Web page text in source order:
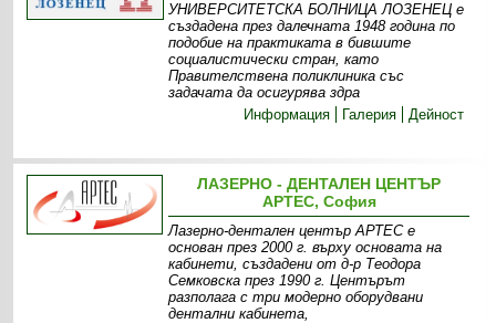
УНИВЕРСИТЕТСКА БОЛНИЦА ЛОЗЕНЕЦ е
създадена през далечната 1948 година по
подобие на практиката в бившите
социалистически стран, като
Правителствена поликлиника със
задачата да осигурява здра
Информация
Галерия Дейност
ЛАЗЕРНО - ДЕНТАЛЕН ЦЕНТЪР
АРТЕС, София
Лазерно-дентален център АРТЕС е
основан през 2000 г. върху основата на
кабинети, създадени от д-р Теодора
Семковска през 1990 г. Центърът
разполага с три модерно оборудвани
дентални кабинета,